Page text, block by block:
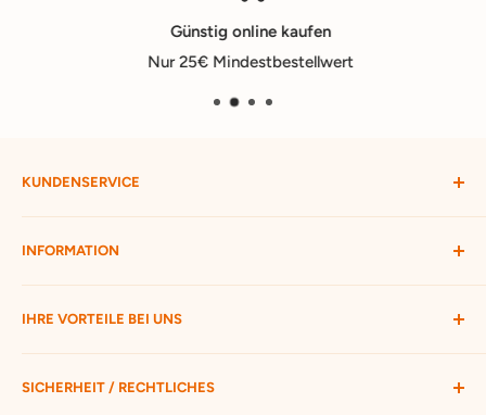
Günstig online kaufen
Nur 25€ Mindestbestellwert
KUNDENSERVICE
Mein Konto
Widerruf starten
Bestellung verfolgen
Passwort vergessen
Kontakt
INFORMATION
Versandbedingungen
Ratgeber
Hofmax stellt sich vor
IHRE VORTEILE BEI UNS
ca. 3.500 Produkte zur Auswahl
Nur 25 € Mindestbestellwert
SICHERHEIT / RECHTLICHES